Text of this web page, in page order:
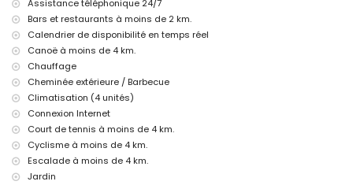
villa)
port le plus proche: La Fontana, Jávea (à moins de 4 kilomètres de la
villa)
parc le plus proche: Pinosol, Jávea (à moins de 3 kilomètres de la
villa)
aéroport le plus proche: Alicante (à moins de 100 kilomètres de la
villa)
deuxième aéroport le plus proche: Valence (> 100 kilomètres)
les animaux de compagnie ne sont pas autorisés
Le logement est très adapté pour les familles avec enfants
Équipements et services inclus dans le prix de location de la villa
internet (WiFi)
Assistance téléphonique 24/7
Bars et restaurants à moins de 2 km.
Calendrier de disponibilité en temps réel
Canoë à moins de 4 km.
Chauffage
Cheminée extérieure / Barbecue
Climatisation (4 unités)
Connexion Internet
Court de tennis à moins de 4 km.
Cyclisme à moins de 4 km.
Escalade à moins de 4 km.
Jardin